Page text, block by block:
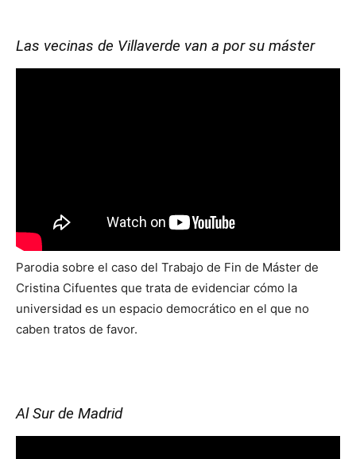
Las vecinas de Villaverde van a por su máster
Parodia sobre el caso del Trabajo de Fin de Máster de
Cristina Cifuentes que trata de evidenciar cómo la
universidad es un espacio democrático en el que no
caben tratos de favor.
Al Sur de Madrid